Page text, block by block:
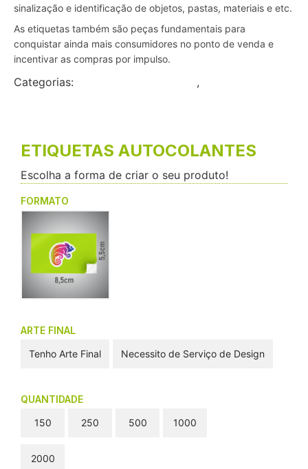
sinalização e identificação de objetos, pastas, materiais e etc.
As etiquetas também são peças fundamentais para
conquistar ainda mais consumidores no ponto de venda e
incentivar as compras por impulso.
Categorias: ,
ETIQUETAS AUTOCOLANTES
Escolha a forma de criar o seu produto!
FORMATO
ARTE FINAL
Tenho Arte Final
Necessito de Serviço de Design
QUANTIDADE
150
250 500 1000
2000